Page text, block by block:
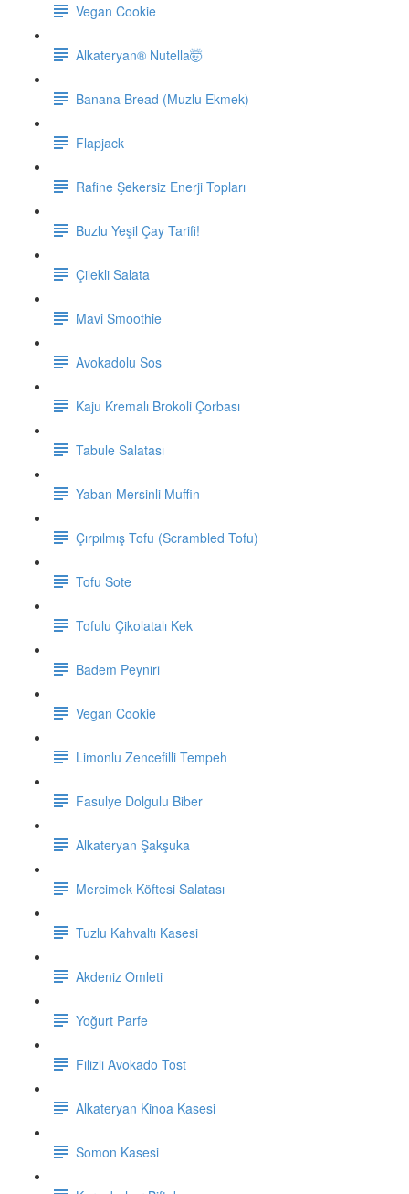
Vegan Cookie
Alkateryan® Nutella🤯
Banana Bread (Muzlu Ekmek)
Flapjack
Rafine Şekersiz Enerji Topları
Buzlu Yeşil Çay Tarifi!
Çilekli Salata
Mavi Smoothie
Avokadolu Sos
Kaju Kremalı Brokoli Çorbası
Tabule Salatası
Yaban Mersinli Muffin
Çırpılmış Tofu (Scrambled Tofu)
Tofu Sote
Tofulu Çikolatalı Kek
Badem Peyniri
Vegan Cookie
Limonlu Zencefilli Tempeh
Fasulye Dolgulu Biber
Alkateryan Şakşuka
Mercimek Köftesi Salatası
Tuzlu Kahvaltı Kasesi
Akdeniz Omleti
Yoğurt Parfe
Filizli Avokado Tost
Alkateryan Kinoa Kasesi
Somon Kasesi